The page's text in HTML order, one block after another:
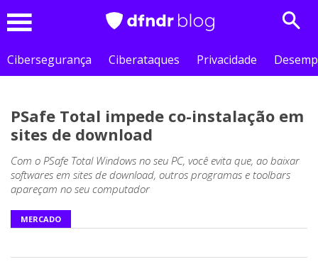
Cibersegurança
Ciberataques Privacidade
PSafe Total impede co-instalação em
sites de download
Com o PSafe Total Windows no seu PC, você evita que, ao baixar
softwares em sites de download, outros programas e toolbars
apareçam no seu computador
MERCADO